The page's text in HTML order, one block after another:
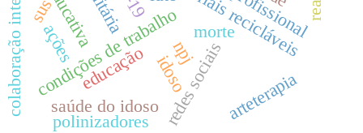
condições de trabalho
idoso
redes sociais
educação
morte
npj
saúde do idoso arteterapia
ações
sus
polinizadores